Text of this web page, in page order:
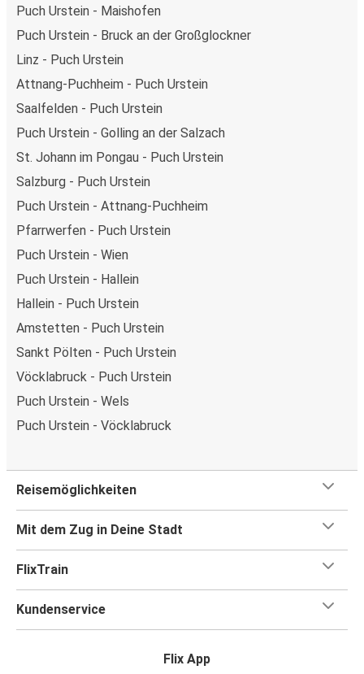
Puch Urstein - Maishofen
Puch Urstein - Bruck an der Großglockner
Linz - Puch Urstein
Attnang-Puchheim - Puch Urstein
Saalfelden - Puch Urstein
Puch Urstein - Golling an der Salzach
St. Johann im Pongau - Puch Urstein
Salzburg - Puch Urstein
Puch Urstein - Attnang-Puchheim
Pfarrwerfen - Puch Urstein
Puch Urstein - Wien
Puch Urstein - Hallein
Hallein - Puch Urstein
Amstetten - Puch Urstein
Sankt Pölten - Puch Urstein
Vöcklabruck - Puch Urstein
Puch Urstein - Wels
Puch Urstein - Vöcklabruck
Reisemöglichkeiten
Mit dem Zug in Deine Stadt
FlixTrain
Kundenservice
Flix App